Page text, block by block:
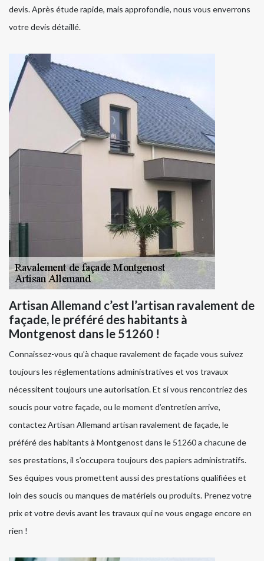
devis. Après étude rapide, mais approfondie, nous vous enverrons
votre devis détaillé.
Artisan Allemand c’est l’artisan ravalement de
façade, le préféré des habitants à
Montgenost dans le 51260 !
Connaissez-vous qu’à chaque ravalement de façade vous suivez
toujours les réglementations administratives et vos travaux
nécessitent toujours une autorisation. Et si vous rencontriez des
soucis pour votre façade, ou le moment d’entretien arrive,
contactez Artisan Allemand artisan ravalement de façade, le
préféré des habitants à Montgenost dans le 51260 a chacune de
ses prestations, il s’occupera toujours des papiers administratifs.
Ses équipes vous promettent aussi des prestations qualifiées et
loin des soucis ou manques de matériels ou produits. Prenez votre
prix et votre devis avant les travaux qui ne vous engage encore en
rien !